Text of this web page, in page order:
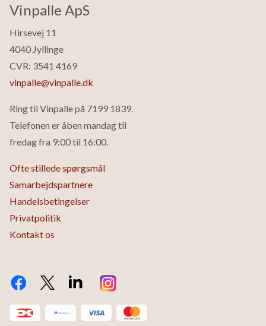
Vinpalle ApS
Hirsevej 11
4040 Jyllinge
CVR: 3541 4169
vinpalle@vinpalle.dk
Ring til Vinpalle på 7199 1839
Telefonen er åben mandag til
fredag fra 9:00 til 16:00.
Ofte stillede spørgsmål
Samarbejdspartnere
Handelsbetingelser
Privatpolitik
Kontakt os
FacebookTwitter X.com
LinkedInInstagram